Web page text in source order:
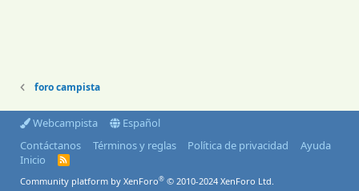
foro campista
Webcampista
Español
Contáctanos
Términos y reglas Política de privacidad
Ayuda
Inicio
R
S
Community platform by XenForo® © 2010-2024 XenForo Ltd.